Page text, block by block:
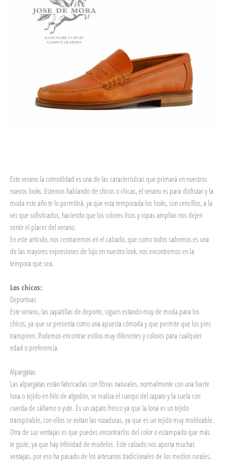
Este verano la comodidad es una de las características que primará en nuestros
nuevos looks. Estemos hablando de chicos o chicas, el verano es para disfrutar y la
moda este año te lo permitirá, ya que esta temporada los looks, son sencillos, a la
vez que sofisticados, haciendo que los colores lisos y ropas amplias nos dejen
sentir el placer del verano.
En este artículo, nos centraremos en el calzado, que como todos sabemos es una
de las mayores expresiones de lujo en nuestro look, nos encontremos en la
témpora que sea.
Los chicos:
Deportivas
Este verano, las zapatillas de deporte, siguen estando muy de moda para los
chicos, ya que se presenta como una apuesta cómoda y que permite que los pies
transpiren. Podemos encontrar estilos muy diferentes y colores para cualquier
edad o preferencia.
Alpargatas
Las alpargatas están fabricadas con fibras naturales, normalmente con una fuerte
lona o tejido en hilo de algodón, se realiza el cuerpo del zapato y la suela con
cuerda de cáñamo o yute. Es un zapato fresco ya que la lona es un tejido
transpirable, con ellos se evitan las rozaduras, ya que es un tejido muy moldeable.
Otra de sus ventajas es que puedes encontrarlos del color o estampado que más
te guste, ya que hay infinidad de modelos. Este calzado nos aporta muchas
ventajas, por eso ha pasado de los artesanos tradicionales de los medios rurales,